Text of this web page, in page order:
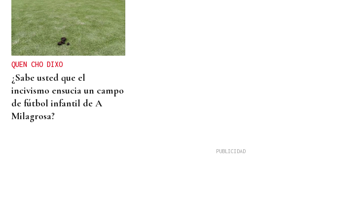
QUEN CHO DIXO
¿Sabe usted que el
incivismo ensucia un campo
de fútbol infantil de A
Milagrosa?